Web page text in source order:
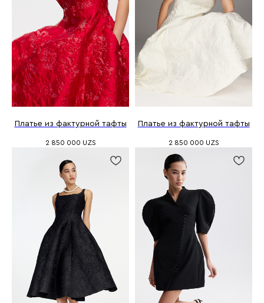
Платье из фактурной тафты
2 850 000 UZS
Платье из фактурной тафты
2 850 000 UZS